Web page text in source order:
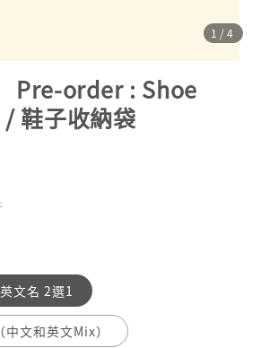
1 /4
Pre-order : Shoe
鞋子收納袋
文名 2選1
文和英文Mix）